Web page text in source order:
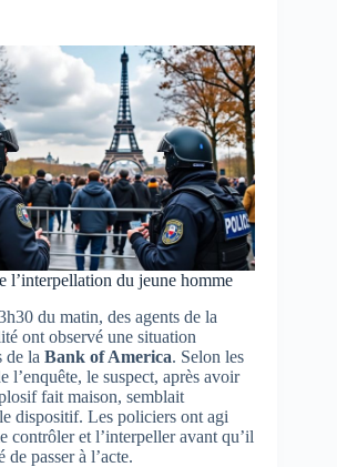
l’interpellation du jeune homme
du matin, des agents de la
ont observé une situation
de la Bank of America. Selon les
l’enquête, le suspect, après avoir
fait maison, semblait
dispositif. Les policiers ont agi
contrôler et l’interpeller avant qu’il
passer à l’acte.